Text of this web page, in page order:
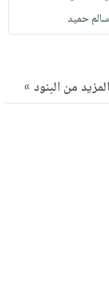
سالم حميد
المزيد من البنود »